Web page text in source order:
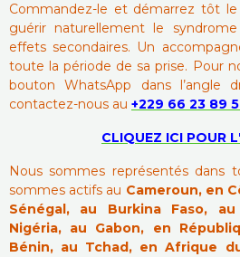
Commandez-le et démarrez tôt
guérir naturellement le
effets secondaires. Un
toute la période de sa prise. Pour
bouton WhatsApp dans l’angle
contactez-nous au +229 66 23 89
CLIQUEZ ICI POUR
Nous sommes représentés dans
sommes actifs au Cameroun, en
Sénégal, au Burkina Faso,
Nigéria, au Gabon, en
Bénin, au Tchad, en Afrique